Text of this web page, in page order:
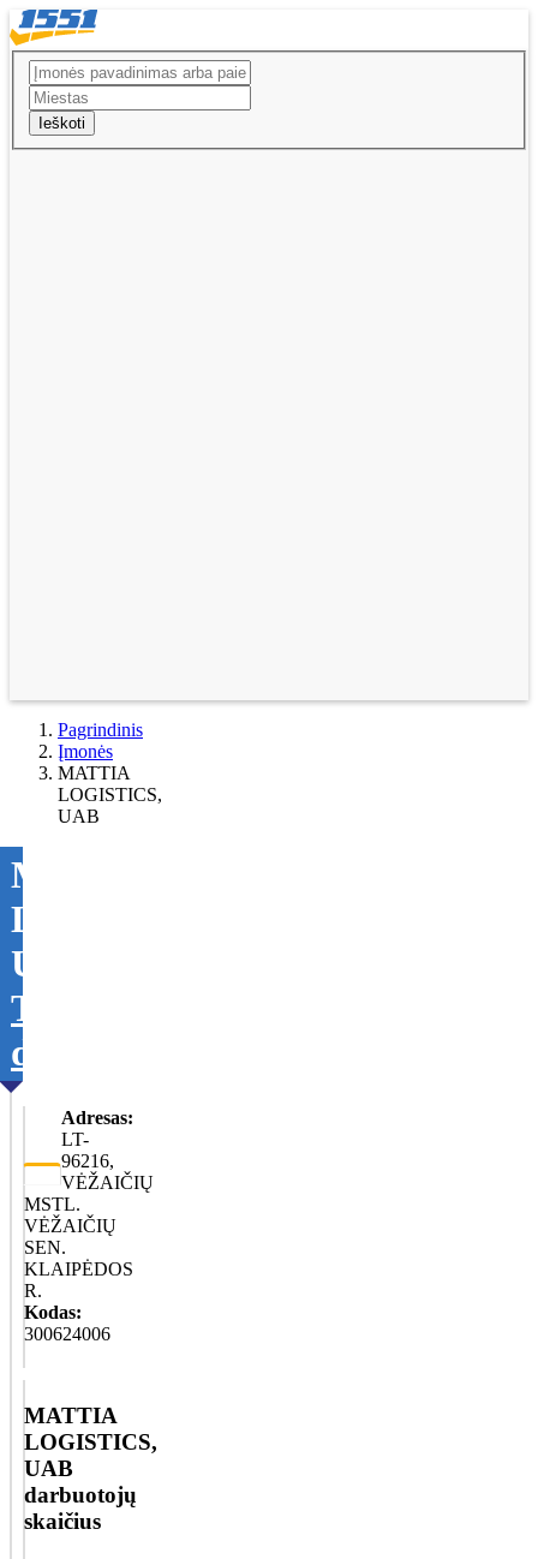
Ieškoti
Pagrindinis
Įmonės
MATTIA
LOGISTICS,
UAB
MATTIA
LOGISTICS,
UAB
Tikslinti
duomenis
Adresas:
LT-
96216,
VĖŽAIČIŲ
MSTL.
VĖŽAIČIŲ
SEN.
KLAIPĖDOS
R.
Kodas:
300624006
MATTIA
LOGISTICS,
UAB
darbuotojų
skaičius